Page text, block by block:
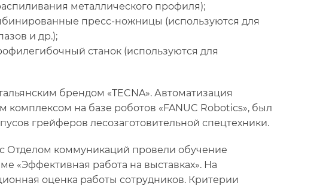
металлического профиля);
пресс-ножницы (используются для
и др.);
станок (используются для
брендом «TECNA». Автоматизация
на базе роботов «FANUC Robotics», был
грейферов лесозаготовительной спецтехники.
Отделом коммуникаций провели обучение
«Эффективная работа на выставках». На
оценка работы сотрудников. Критерии